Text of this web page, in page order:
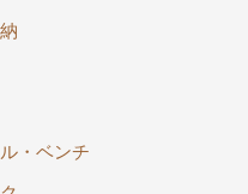
・ベンチ